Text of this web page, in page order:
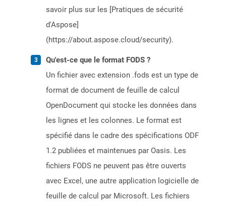
savoir plus sur les [Pratiques de sécurité
d'Aspose]
(https://about.aspose.cloud/security).
Qu'est-ce que le format FODS ?
Un fichier avec extension .fods est un type de
format de document de feuille de calcul
OpenDocument qui stocke les données dans
les lignes et les colonnes. Le format est
spécifié dans le cadre des spécifications ODF
1.2 publiées et maintenues par Oasis. Les
fichiers FODS ne peuvent pas être ouverts
avec Excel, une autre application logicielle de
feuille de calcul par Microsoft. Les fichiers